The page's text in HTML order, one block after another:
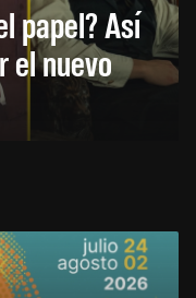
papel? Así
el nuevo